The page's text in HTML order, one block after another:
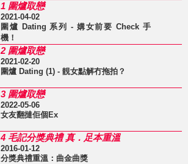
1 圍爐取戀
2021-04-02
圍爐 Dating 系列 - 媾女前要 Check 手
機！
2 圍爐取戀
2021-02-20
圍爐 Dating (1) - 靚女點解冇拖拍？
3 圍爐取戀
2022-05-06
女友翻撻佢個Ex
4 毛記分獎典禮 真．足本重溫
2016-01-12
分獎典禮重溫：曲金曲獎